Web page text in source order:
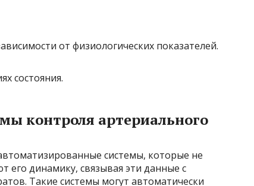
от физиологических показателей.
состояния.
контроля артериального
системы, которые не
его динамику, связывая эти данные с
Такие системы могут автоматически